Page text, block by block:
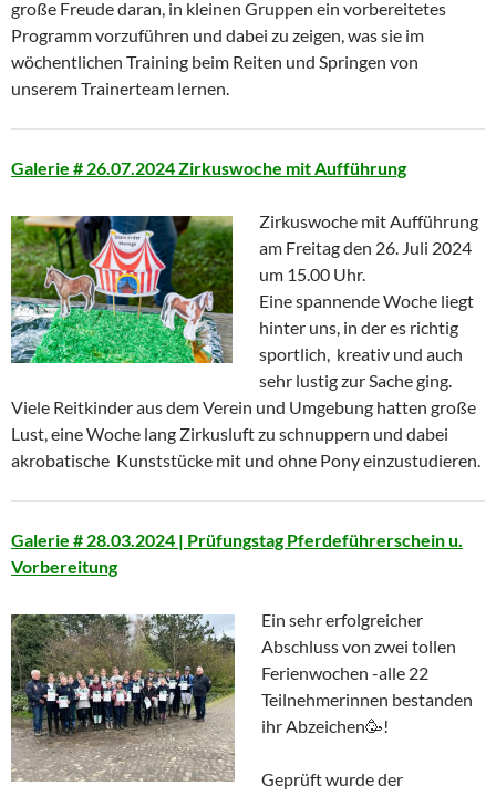
große Freude daran, in kleinen Gruppen ein vorbereitetes
Programm vorzuführen und dabei zu zeigen, was sie im
wöchentlichen Training beim Reiten und Springen von
unserem Trainerteam lernen.
Galerie # 26.07.2024 Zirkuswoche mit Aufführung
Zirkuswoche mit Aufführung
am Freitag den 26. Juli 2024
um 15.00 Uhr.
Eine spannende Woche liegt
hinter uns, in der es richtig
sportlich, kreativ und auch
sehr lustig zur Sache ging.
Viele Reitkinder aus dem Verein und Umgebung hatten große
Lust, eine Woche lang Zirkusluft zu schnuppern und dabei
akrobatische Kunststücke mit und ohne Pony einzustudieren.
Galerie # 28.03.2024 | Prüfungstag Pferdeführerschein u.
Vorbereitung
Ein sehr erfolgreicher
Abschluss von zwei tollen
Ferienwochen -alle 22
Teilnehmerinnen bestanden
ihr Abzeichen🥳!
Geprüft wurde der